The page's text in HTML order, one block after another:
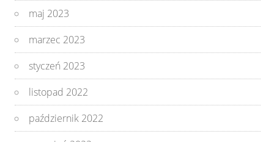
maj 2023
marzec 2023
styczeń 2023
listopad 2022
październik 2022